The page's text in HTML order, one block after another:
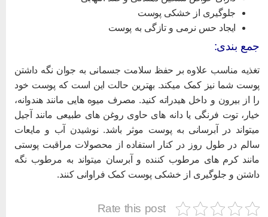
جلوگیری از خشکی پوست
ایجاد حس نرمی و تازگی به پوست
بندی:
مناسب علاوه بر حفظ سلامت جسمانی به جوان نگه داشتن
شما نیز کمک میکند. بهترین حالت این است که پوست خود
از بیرون و داخل هیدراته کنید. مصرف میوه هایی مانند هندوانه،
توت فرنگی یا دانه های حاوی روغن های طبیعی مانند آجیل
در آبرسانی به پوست موثر باشد. نوشیدن آب و مایعات
در طول روز در کنار استفاده از محصولات مراقبت پوستی
کرم های مرطوب کننده و آبرسان میتواند به مرطوب نگه
و جلوگیری از خشکی پوست کمک فراوانی کنند.
Rate this post